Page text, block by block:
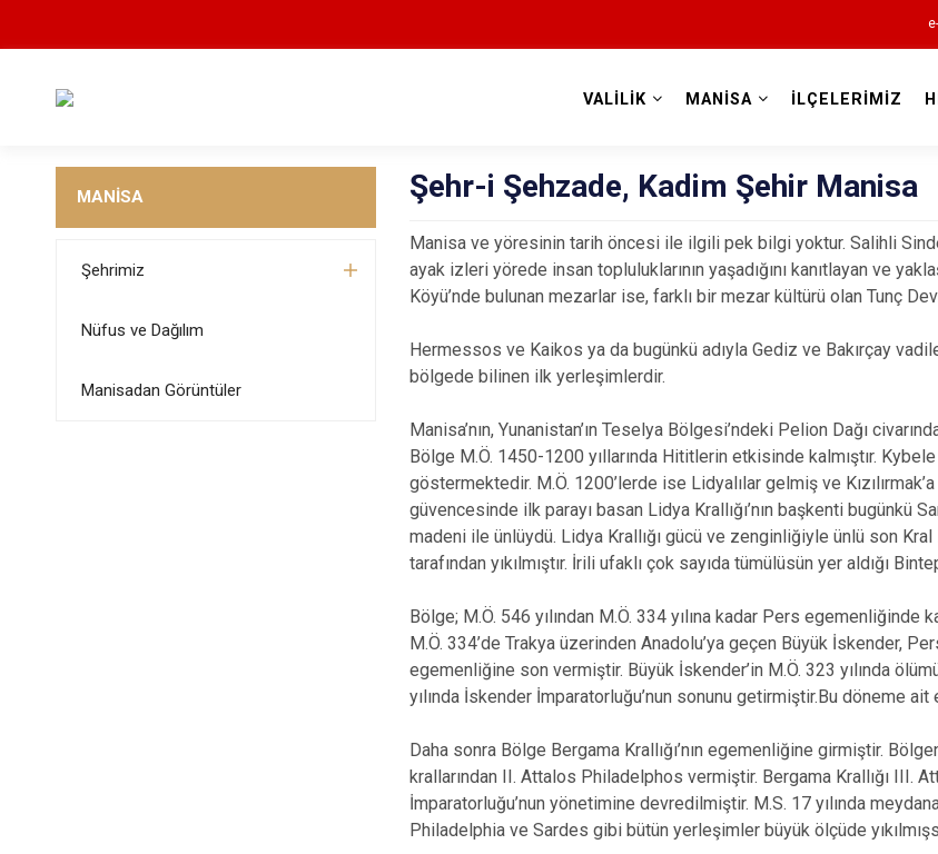
VALİLİK MANİSA İLÇELERİMİZ
MANİSA
Şehrimiz
Nüfus ve Dağılım
Manisadan Görüntüler
Şehr-i Şehzade, Kadim Şehir Manisa
Manisa ve yöresinin tarih öncesi ile ilgili pek bilgi yoktur. Salihli
ayak izleri yörede insan topluluklarının yaşadığını kanıtlayan ve
Köyü’nde bulunan mezarlar ise, farklı bir mezar kültürü olan Tunç
Hermessos ve Kaikos ya da bugünkü adıyla Gediz ve Bakırçay
bölgede bilinen ilk yerleşimlerdir.
Manisa’nın, Yunanistan’ın Teselya Bölgesi’ndeki Pelion Dağı
Bölge M.Ö. 1450-1200 yıllarında Hititlerin etkisinde kalmıştır.
göstermektedir. M.Ö. 1200’lerde ise Lidyalılar gelmiş ve
güvencesinde ilk parayı basan Lidya Krallığı’nın başkenti bugünkü
madeni ile ünlüydü. Lidya Krallığı gücü ve zenginliğiyle ünlü son
tarafından yıkılmıştır. İrili ufaklı çok sayıda tümülüsün yer aldığı
Bölge; M.Ö. 546 yılından M.Ö. 334 yılına kadar Pers
M.Ö. 334’de Trakya üzerinden Anadolu’ya geçen Büyük İskender,
egemenliğine son vermiştir. Büyük İskender’in M.Ö. 323 yılında
yılında İskender İmparatorluğu’nun sonunu getirmiştir.Bu döneme ait
Daha sonra Bölge Bergama Krallığı’nın egemenliğine girmiştir.
krallarından II. Attalos Philadelphos vermiştir. Bergama Krallığı III.
İmparatorluğu’nun yönetimine devredilmiştir. M.S. 17 yılında
Philadelphia ve Sardes gibi bütün yerleşimler büyük ölçüde